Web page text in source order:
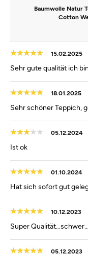
Baumwolle Natur
Cotton
15.02.2025
Sehr gute qualität ich
18.01.2025
Sehr schöner Teppich,
05.12.2024
Ist ok
01.10.2024
Hat sich sofort gut
10.12.2023
Super
05.12.2023